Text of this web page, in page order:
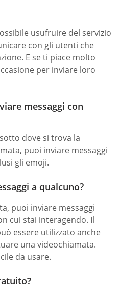
usufruire del servizio
con gli utenti che
E se ti piace molto
per inviare loro
messaggi con
dove si trova la
puoi inviare messaggi
gli emoji.
a qualcuno?
puoi inviare messaggi
cui stai interagendo. Il
essere utilizzato anche
una videochiamata.
da usare.